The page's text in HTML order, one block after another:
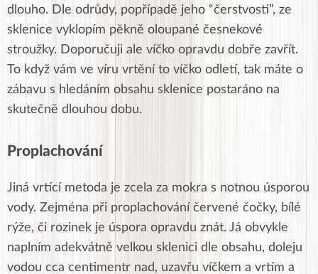
dlouho. Dle odrůdy, popřípadě jeho “čerstvosti”, ze
sklenice vyklopím pěkně oloupané česnekové
stroužky. Doporučuji ale víčko opravdu dobře zavřít.
To když vám ve víru vrtění to víčko odletí, tak máte o
zábavu s hledáním obsahu sklenice postaráno na
skutečně dlouhou dobu.
Proplachování
Jiná vrtící metoda je zcela za mokra s notnou úsporou
vody. Zejména při proplachování červené čočky, bílé
rýže, či rozinek je úspora opravdu znát. Já obvykle
naplním adekvátně velkou sklenici dle obsahu, doleju
vodou cca centimentr nad, uzavřu víčkem a vrtím a